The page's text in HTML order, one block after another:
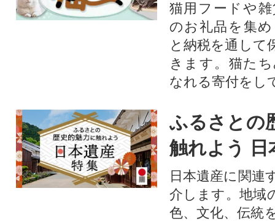
猫用フードや
のお礼品を集
と納税を通して
きます。猫た
なれる寄付をし
ふるさとの
触れよう 日
日本遺産に関連
介します。地域
色、文化、伝統